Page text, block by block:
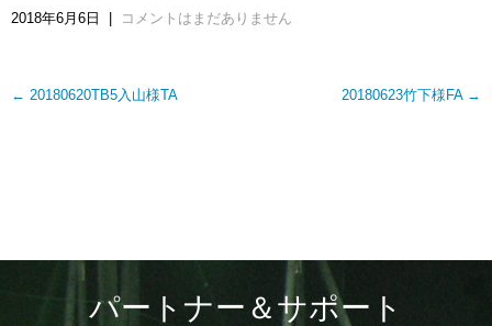
2018年6月6日 コメントはまだありません
Post
← 20180620TB5入山様TA 20180623竹下様FA →
パートナー＆サポート